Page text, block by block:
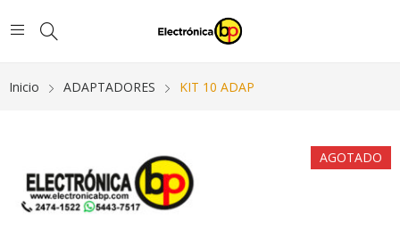
Inicio ADAPTADORES KIT 10 ADAP
AGOTADO